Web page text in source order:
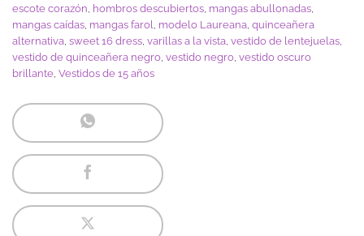
escote corazón, hombros descubiertos, mangas abullonadas,
mangas caídas, mangas farol, modelo Laureana, quinceañera
alternativa, sweet 16 dress, varillas a la vista, vestido de lentejuelas,
vestido de quinceañera negro, vestido negro, vestido oscuro
brillante, Vestidos de 15 años